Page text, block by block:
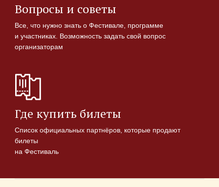
Вопросы и советы
Все, что нужно знать о Фестивале, программе
и участниках. Возможность задать свой вопрос
организаторам
Где купить билеты
Список официальных партнёров, которые продают
билеты
на Фестиваль